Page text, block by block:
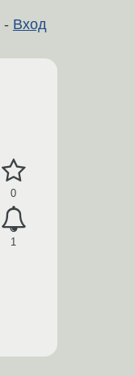
- Вход
0
1